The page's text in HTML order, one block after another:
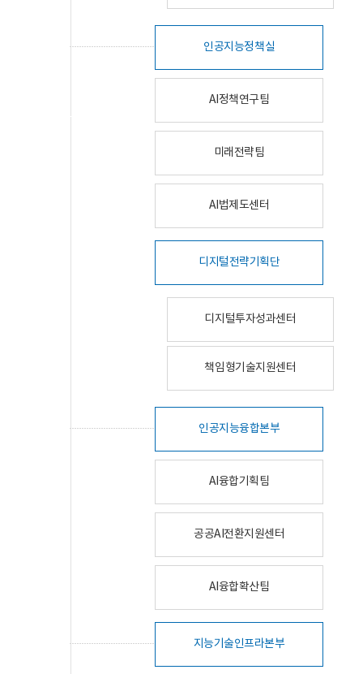
인공지능정책실
AI정책연구팀
미래전략팀
AI법제도센터
디지털전략기획단
디지털투자성과센터
책임형기술지원센터
인공지능융합본부
AI융합기획팀
공공AI전환지원센터
AI융합확산팀
지능기술인프라본부